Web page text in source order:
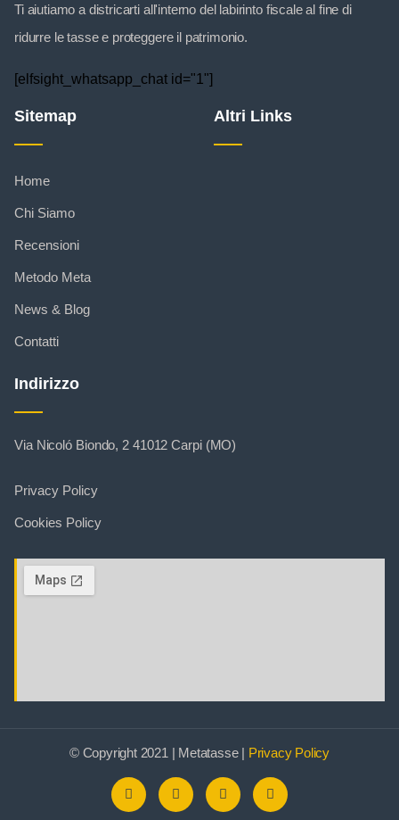
Ti aiutiamo a districarti all'interno del labirinto fiscale al fine di
ridurre le tasse e proteggere il patrimonio.
[elfsight_whatsapp_chat id="1"]
Sitemap
Home
Chi Siamo
Recensioni
Metodo Meta
News & Blog
Contatti
Altri Links
Indirizzo
Via Nicoló Biondo, 2 41012 Carpi (MO)
Privacy Policy
Cookies Policy
© Copyright 2021 | Metatasse | Privacy Policy